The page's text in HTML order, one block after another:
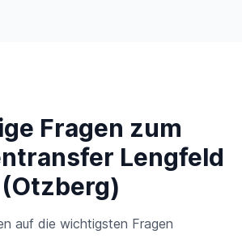
Fragen zum
Lengfeld
(Otzberg)
auf die wichtigsten Fragen